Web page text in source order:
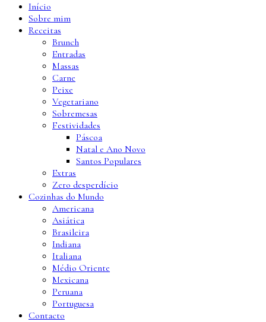
Início
Sobre mim
Receitas
Brunch
Entradas
Massas
Carne
Peixe
Vegetariano
Sobremesas
Festividades
Páscoa
Natal e Ano Novo
Santos Populares
Extras
Zero desperdício
Cozinhas do Mundo
Americana
Asiática
Brasileira
Indiana
Italiana
Médio Oriente
Mexicana
Peruana
Portuguesa
Contacto